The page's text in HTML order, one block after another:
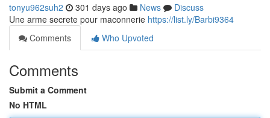
tonyu962suh2 301 days ago News
Discuss
Une arme secrete pour maconnerie https://list.ly/Barbi9364
Comments
Who Upvoted
Comments
Submit a Comment
No HTML